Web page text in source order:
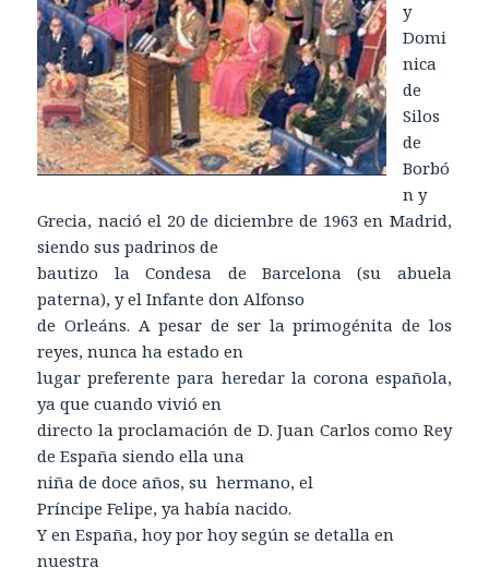
y
Domi
nica
de
Silos
de
Borbó
n y
Grecia, nació el 20 de diciembre de 1963 en Madrid,
siendo sus padrinos de
bautizo la Condesa de Barcelona (su abuela
paterna), y el Infante don Alfonso
de Orleáns. A pesar de ser la primogénita de los
reyes, nunca ha estado en
lugar preferente para heredar la corona española,
ya que cuando vivió en
directo la proclamación de D. Juan Carlos como Rey
de España siendo ella una
niña de doce años, su hermano, el
Príncipe Felipe, ya había nacido.
Y en España, hoy por hoy según se detalla en
nuestra